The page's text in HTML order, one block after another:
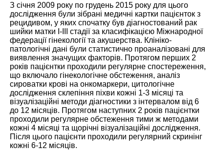
З січня 2009 року по грудень 2015 року для цього
дослідження були зібрані медичні картки пацієнток з
рецидивом, у яких спочатку був діагностований рак
шийки матки I-III стадії за класифікацією Міжнародної
федерації гінекології та акушерства. Клініко-
патологічні дані були статистично проаналізовані для
виявлення значущих факторів. Протягом перших 2
років пацієнтки проходили регулярне спостереження,
що включало гінекологічне обстеження, аналіз
сироватки крові на онкомаркери, цитологічне
дослідження склепіння піхви кожні 1-3 місяці та
візуалізаційні методи діагностики з інтервалом від 6
до 12 місяців. Протягом наступних 2 років пацієнтки
проходили регулярне обстеження тими ж методами
кожні 4 місяці та щорічні візуалізаційні дослідження.
Після цього пацієнти проходили регулярний скринінг
кожні 6-12 місяців.